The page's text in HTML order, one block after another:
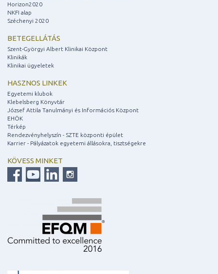
Horizon2020
NKFI alap
Széchenyi 2020
BETEGELLÁTÁS
Szent-Györgyi Albert Klinikai Központ
Klinikák
Klinikai ügyeletek
HASZNOS LINKEK
Egyetemi klubok
Klebelsberg Könyvtár
József Attila Tanulmányi és Információs Központ
EHÖK
Térkép
Rendezvényhelyszín - SZTE központi épület
Karrier - Pályázatok egyetemi állásokra, tisztségekre
KÖVESS MINKET